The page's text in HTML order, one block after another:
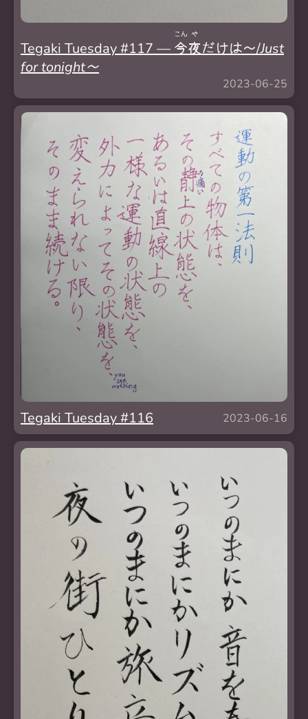
Tegaki Tuesday #117 — 今
こん
夜
や
だけは～/Just
for tonight～
2023-06-25
Tegaki Tuesday #116 2023-06-16